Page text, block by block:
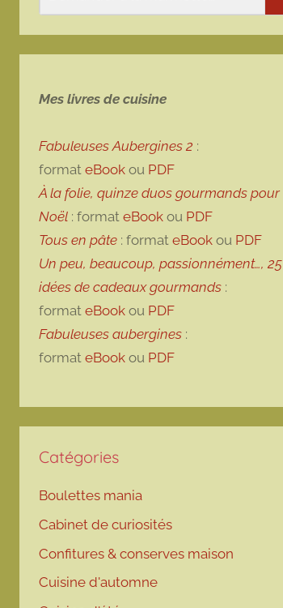
Mes livres de cuisine
Fabuleuses Aubergines 2 :
format eBook ou PDF
À la folie, quinze duos gourmands pour
Noël : format eBook ou PDF
Tous en pâte : format eBook ou PDF
Un peu, beaucoup, passionnément…, 25
idées de cadeaux gourmands :
format eBook ou PDF
Fabuleuses aubergines :
format eBook ou PDF
Catégories
Boulettes mania
Cabinet de curiosités
Confitures & conserves maison
Cuisine d'automne